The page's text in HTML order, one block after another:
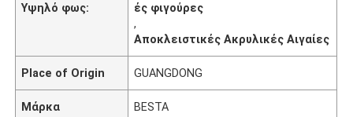
Υψηλό φως:
ές φιγούρες
,
Αποκλειστικές Ακρυλικές Αιγαίες
Place of Origin GUANGDONG
Μάρκα BESTA